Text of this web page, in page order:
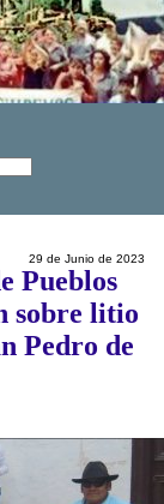
29 de Junio de 2023
Pueblos
sobre litio
Pedro de